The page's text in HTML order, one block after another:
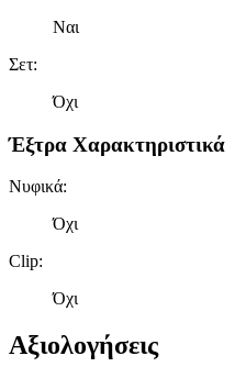
Ναι
Σετ:
Όχι
Έξτρα Χαρακτηριστικά
Νυφικά:
Όχι
Clip:
Όχι
Αξιολογήσεις